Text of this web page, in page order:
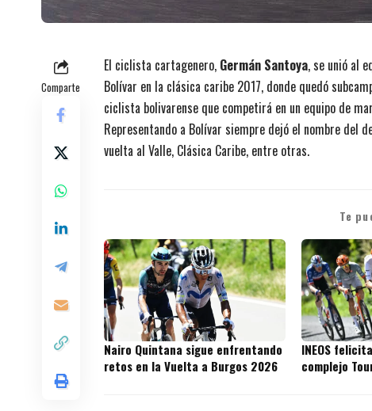
Comparte
El ciclista cartagenero, Germán Santoya, se unió al
Bolívar en la clásica caribe 2017, donde quedó
ciclista bolivarense que competirá en un equipo de
Representando a Bolívar siempre dejó el nombre del
vuelta al Valle, Clásica Caribe, entre otras.
Te
Nairo Quintana sigue enfrentando
retos en la Vuelta a Burgos 2026
INEOS
complejo